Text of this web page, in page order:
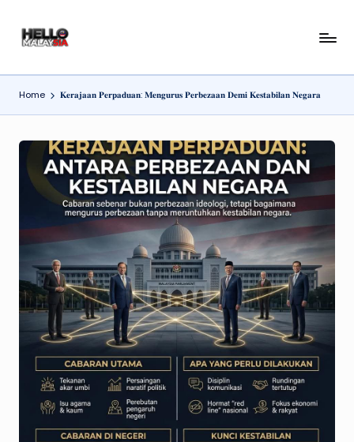
H
el
l
al
y
si
a
N
w
Home 𝐊𝐞𝐫𝐚𝐣𝐚𝐚𝐧 𝐏𝐞𝐫𝐩𝐚𝐝𝐮𝐚𝐧: 𝐌𝐞𝐧𝐠𝐮𝐫𝐮𝐬 𝐏𝐞𝐫𝐛𝐞𝐳𝐚𝐚𝐧 𝐃𝐞𝐦𝐢 𝐊𝐞𝐬𝐭𝐚𝐛𝐢𝐥𝐚𝐧 𝐍𝐞𝐠𝐚𝐫𝐚